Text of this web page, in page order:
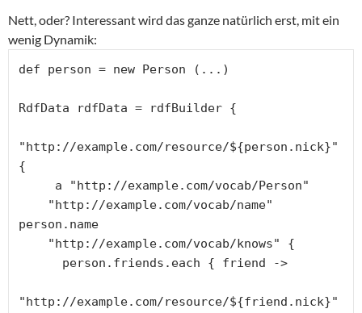
Nett, oder? Interessant wird das ganze natürlich erst, mit ein
wenig Dynamik:
def person = new Person (...)
RdfData rdfData = rdfBuilder {
"http://example.com/resource/${person.nick}"
{
person.name
"http://example.com/resource/${friend.nick}"